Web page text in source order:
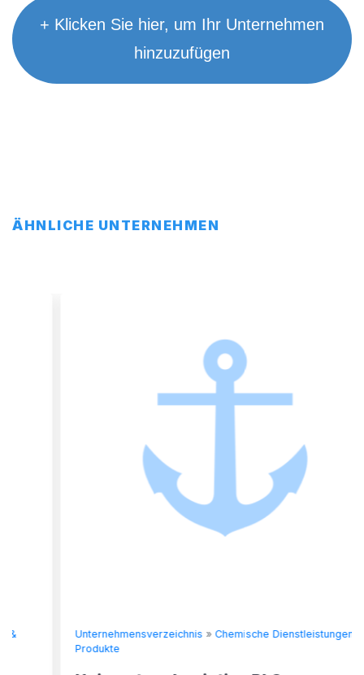
+ Klicken Sie hier, um Ihr Unternehmen
hinzuzufügen
ÄHNLICHE UNTERNEHMEN
Unternehmensverzeichnis»Chemische Dienstleistungen &
Produkte